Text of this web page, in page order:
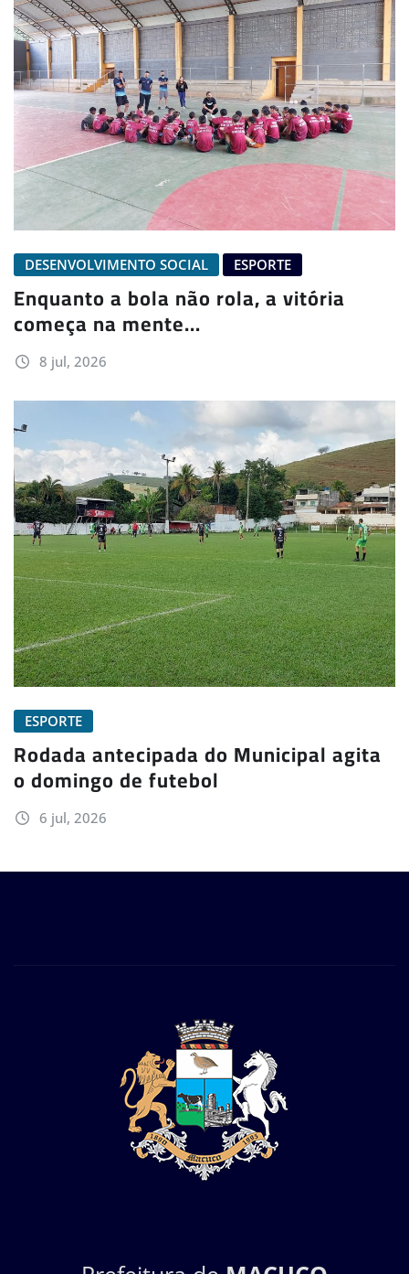
DESENVOLVIMENTO SOCIAL ESPORTE
Enquanto a bola não rola, a vitória
começa na mente…
8 jul, 2026
ESPORTE
Rodada antecipada do Municipal agita
o domingo de futebol
6 jul, 2026